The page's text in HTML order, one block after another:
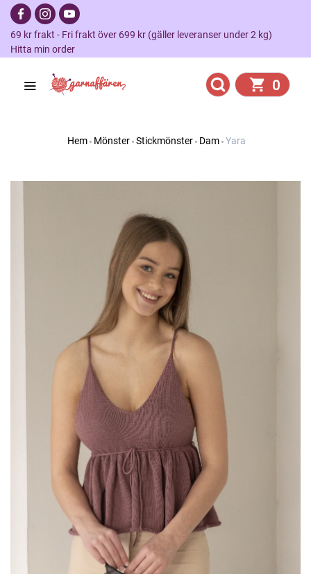
69 kr frakt - Fri frakt över 699 kr (gäller leveranser under 2 kg)
Hitta min order
0
Hem Mönster Stickmönster Dam Yara